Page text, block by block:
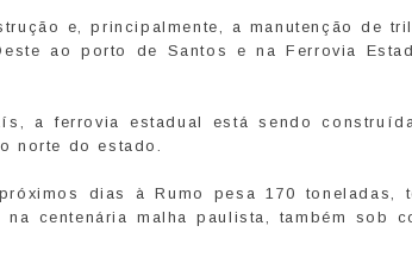
e, principalmente, a manutenção de
ao porto de Santos e na Ferrovia
a ferrovia estadual está sendo
norte do estado.
dias à Rumo pesa 170 toneladas,
centenária malha paulista, também sob